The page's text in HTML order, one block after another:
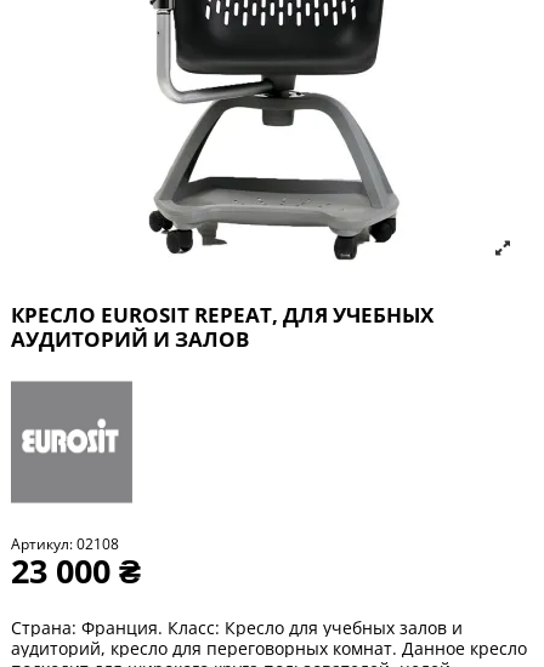
КРЕСЛО EUROSIT REPEAT, ДЛЯ УЧЕБНЫХ
АУДИТОРИЙ И ЗАЛОВ
Артикул:02108
23 000 ₴
Страна: Франция. Класс: Кресло для учебных залов и
аудиторий, кресло для переговорных комнат. Данное кресло